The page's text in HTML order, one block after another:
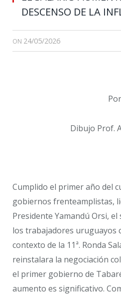
DESCENSO DE LA
ON 24/05/2026
Dibujo Prof.
Cumplido el primer año del
gobiernos frenteamplistas,
Presidente Yamandú Orsi,
los trabajadores uruguayos
contexto de la 11ª. Ronda
reinstalara la negociación
el primer gobierno de
aumento es significativo.